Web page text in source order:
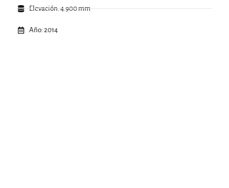
Elevación: 4.900 mm
Año: 2014